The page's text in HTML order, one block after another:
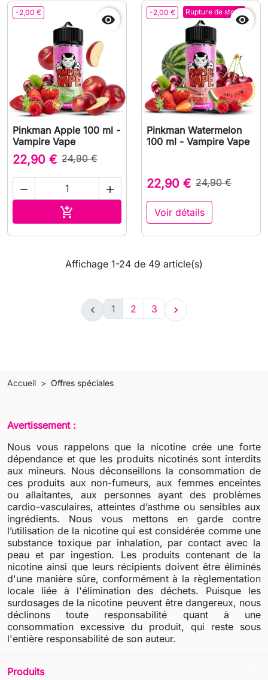
-2,00 € 
Pinkman Apple 100 ml -
Vampire Vape
22,90 € 24,90 €
 

-2,00 € Rupture de stock

Pinkman Watermelon
100 ml - Vampire Vape
22,90 € 24,90 €
Voir détails
Affichage 1-24 de 49 article(s)
 1 2 3 
Accueil Offres spéciales
Avertissement :
Nous vous rappelons que la nicotine crée une forte
dépendance et que les produits nicotinés sont interdits
aux mineurs. Nous déconseillons la consommation de
ces produits aux non-fumeurs, aux femmes enceintes
ou allaitantes, aux personnes ayant des problèmes
cardio-vasculaires, atteintes d’asthme ou sensibles aux
ingrédients. Nous vous mettons en garde contre
l’utilisation de la nicotine qui est considérée comme une
substance toxique par inhalation, par contact avec la
peau et par ingestion. Les produits contenant de la
nicotine ainsi que leurs récipients doivent être éliminés
d'une manière sûre, conformément à la règlementation
locale liée à l'élimination des déchets. Puisque les
surdosages de la nicotine peuvent être dangereux, nous
déclinons toute responsabilité quant à une
consommation excessive du produit, qui reste sous
l'entière responsabilité de son auteur.
Produits